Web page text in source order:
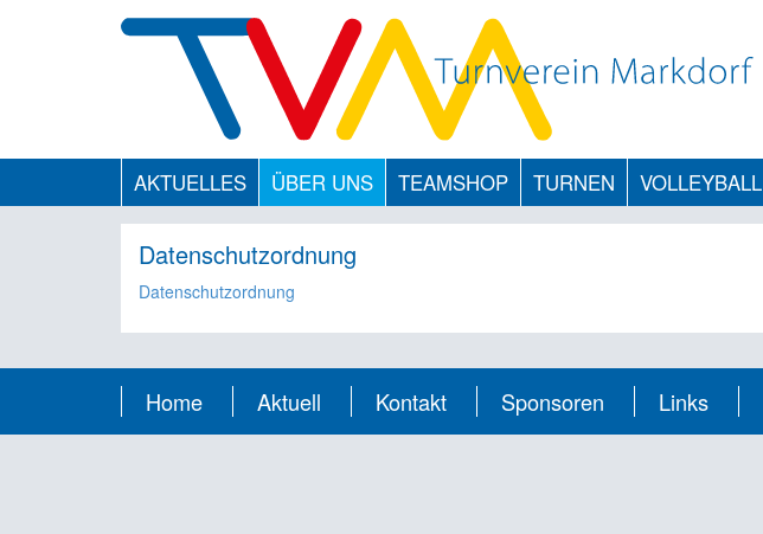
AKTUELLES ÜBER UNS TEAMSHOP TURNEN VOLLEYBALL
Datenschutzordnung
Datenschutzordnung
Home Aktuell Kontakt Sponsoren Links